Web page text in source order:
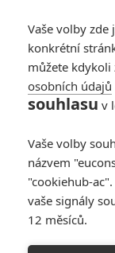
Počet článků
Počet
komentářů
Vaše volby
konkrétní
můžete kdykoli
osobních údajů
souhlasu v
Vaše volby
názvem
"cookiehub-
vaše signály
12 měsíců.